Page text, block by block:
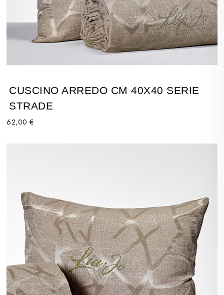
CUSCINO ARREDO CM 40X40 SERIE
STRADE
62,00 €